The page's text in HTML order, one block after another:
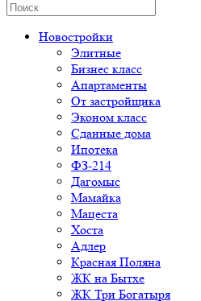
Новостройки
Элитные
Бизнес класс
Апартаменты
От застройщика
Эконом класс
Сданные дома
Ипотека
ФЗ-214
Дагомыс
Мамайка
Мацеста
Хоста
Адлер
Красная Поляна
ЖК на Бытхе
ЖК Три Богатыря